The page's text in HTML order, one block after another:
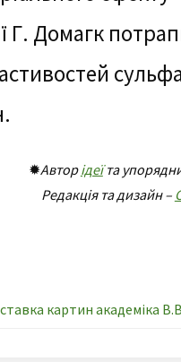
Г. Домагк
✹Авторідеїта
Редакція та дизайн –
картин академіка